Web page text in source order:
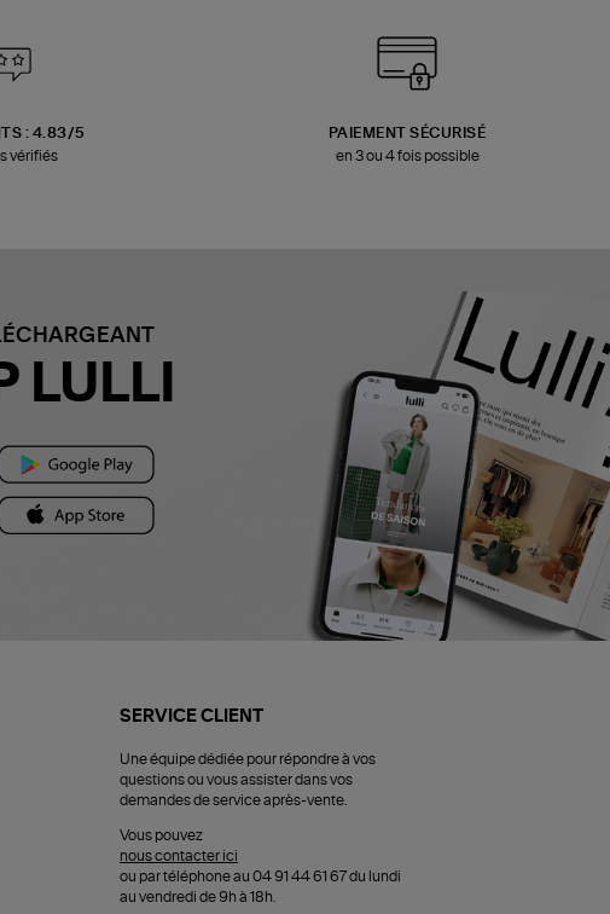
: 4.83/5
vérifiés
PAIEMENT SÉCURISÉ
en 3 ou 4 fois possible
LULLI
SERVICE CLIENT
Une équipe dédiée pour répondre à vos
questions ou vous assister dans vos
demandes de service après-vente.
Vous pouvez
nous contacter ici
ou par téléphone au 04 91 44 61 67 du lundi
au vendredi de 9h à 18h.